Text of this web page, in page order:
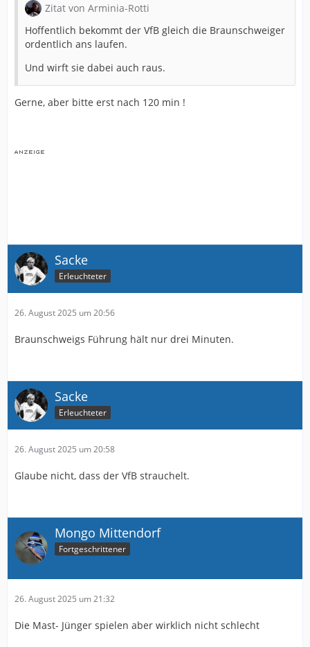
Zitat von Arminia-Rotti
Hoffentlich bekommt der VfB gleich die Braunschweiger
ordentlich ans laufen.
Und wirft sie dabei auch raus.
Gerne, aber bitte erst nach 120 min !
Sacke
Erleuchteter
26. August 2025 um 20:56
Braunschweigs Führung hält nur drei Minuten.
Sacke
Erleuchteter
26. August 2025 um 20:58
Glaube nicht, dass der VfB strauchelt.
Mongo Mittendorf
Fortgeschrittener
26. August 2025 um 21:32
Die Mast- Jünger spielen aber wirklich nicht schlecht